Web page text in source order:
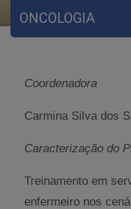
ONCOLOGIA
Coordenadora
Carmina Silva dos
Caracterização do
Treinamento em
enfermeiro nos